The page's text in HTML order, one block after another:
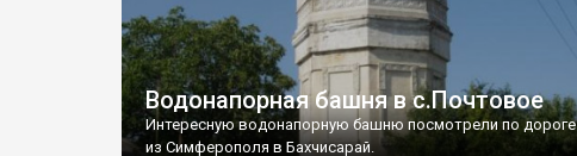
Водонапорная башня в с.Почтовое
Интересную водонапорную башню посмотрели по дороге
из Симферополя в Бахчисарай.